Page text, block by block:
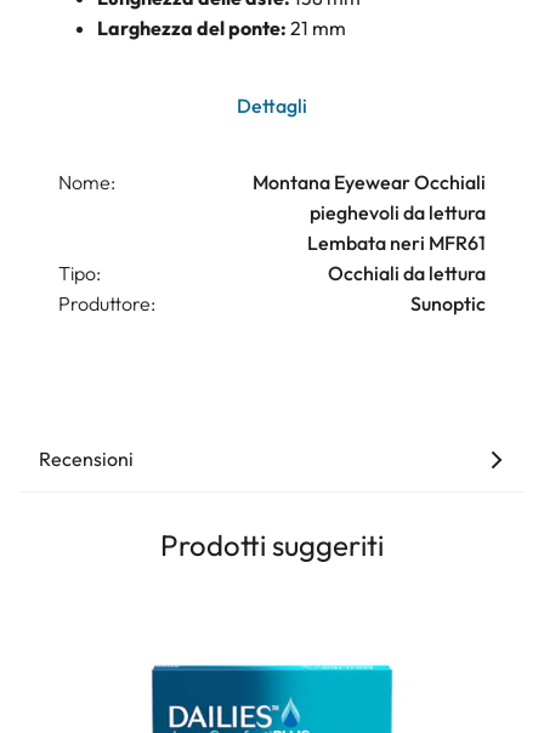
Larghezza del ponte: 21 mm
Dettagli
Nome:
Montana Eyewear Occhiali
pieghevoli da lettura
Lembata neri MFR61
Tipo:
Occhiali da lettura
Produttore:
Sunoptic
Recensioni
Prodotti suggeriti